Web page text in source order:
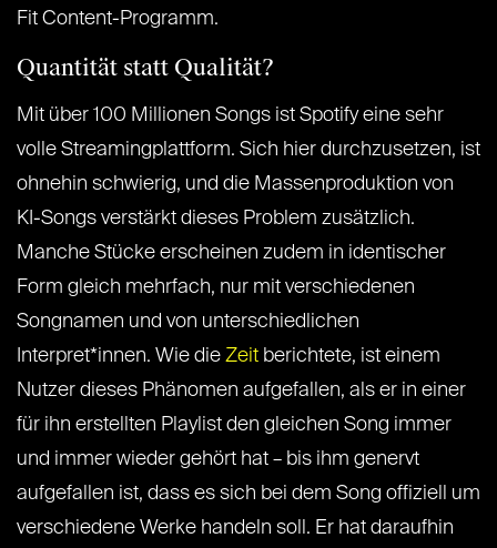
Fit Content-Programm.
Quantität statt Qualität?
Mit über 100 Millionen Songs ist Spotify eine sehr
volle Streamingplattform. Sich hier durchzusetzen, ist
ohnehin schwierig, und die Massenproduktion von
KI-Songs verstärkt dieses Problem zusätzlich.
Manche Stücke erscheinen zudem in identischer
Form gleich mehrfach, nur mit verschiedenen
Songnamen und von unterschiedlichen
Interpret*innen. Wie die Zeit berichtete, ist einem
Nutzer dieses Phänomen aufgefallen, als er in einer
für ihn erstellten Playlist den gleichen Song immer
und immer wieder gehört hat – bis ihm genervt
aufgefallen ist, dass es sich bei dem Song offiziell um
verschiedene Werke handeln soll. Er hat daraufhin